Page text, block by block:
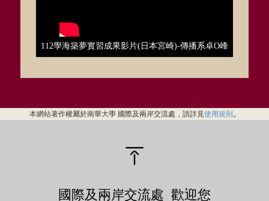
112學海築夢實習成果影片(日本宮崎)-傳播系卓O峰
本網站著作權屬於南華大學 國際及兩岸交流處，請詳見 使用規則 。
國際及兩岸交流處 歡迎您